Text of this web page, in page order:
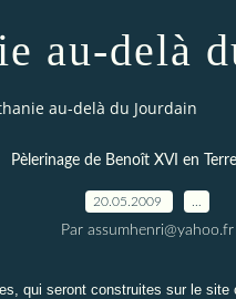
au-delà
au-delà du Jourdain
Pèlerinage de Benoît XVI en
20.05.2009
Par assumhenri@yahoo.fr
qui seront construites sur le